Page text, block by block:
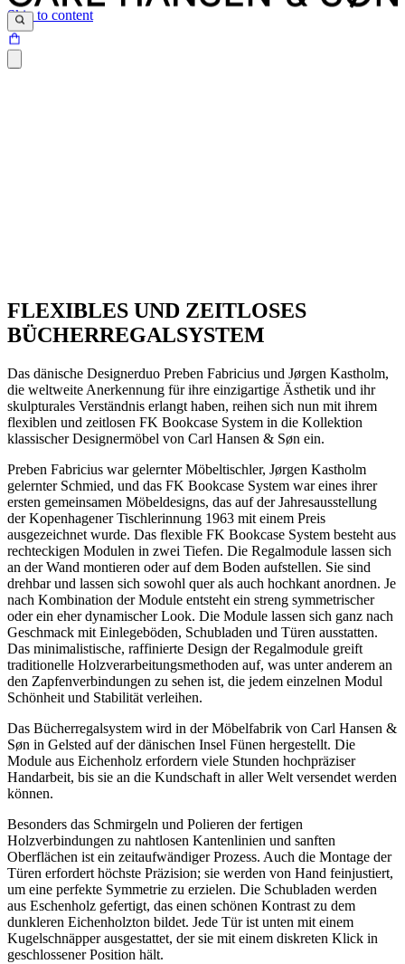
Skip to content
FLEXIBLES UND ZEITLOSES
BÜCHERREGALSYSTEM
Das dänische Designerduo Preben Fabricius und Jørgen Kastholm,
die weltweite Anerkennung für ihre einzigartige Ästhetik und ihr
skulpturales Verständnis erlangt haben, reihen sich nun mit ihrem
flexiblen und zeitlosen FK Bookcase System in die Kollektion
klassischer Designermöbel von Carl Hansen & Søn ein.
Preben Fabricius war gelernter Möbeltischler, Jørgen Kastholm
gelernter Schmied, und das FK Bookcase System war eines ihrer
ersten gemeinsamen Möbeldesigns, das auf der Jahresausstellung
der Kopenhagener Tischlerinnung 1963 mit einem Preis
ausgezeichnet wurde. Das flexible FK Bookcase System besteht aus
rechteckigen Modulen in zwei Tiefen. Die Regalmodule lassen sich
an der Wand montieren oder auf dem Boden aufstellen. Sie sind
drehbar und lassen sich sowohl quer als auch hochkant anordnen. Je
nach Kombination der Module entsteht ein streng symmetrischer
oder ein eher dynamischer Look. Die Module lassen sich ganz nach
Geschmack mit Einlegeböden, Schubladen und Türen ausstatten.
Das minimalistische, raffinierte Design der Regalmodule greift
traditionelle Holzverarbeitungsmethoden auf, was unter anderem an
den Zapfenverbindungen zu sehen ist, die jedem einzelnen Modul
Schönheit und Stabilität verleihen.
Das Bücherregalsystem wird in der Möbelfabrik von Carl Hansen &
Søn in Gelsted auf der dänischen Insel Fünen hergestellt. Die
Module aus Eichenholz erfordern viele Stunden hochpräziser
Handarbeit, bis sie an die Kundschaft in aller Welt versendet werden
können.
Besonders das Schmirgeln und Polieren der fertigen
Holzverbindungen zu nahtlosen Kantenlinien und sanften
Oberflächen ist ein zeitaufwändiger Prozess. Auch die Montage der
Türen erfordert höchste Präzision; sie werden von Hand feinjustiert,
um eine perfekte Symmetrie zu erzielen. Die Schubladen werden
aus Eschenholz gefertigt, das einen schönen Kontrast zu dem
dunkleren Eichenholzton bildet. Jede Tür ist unten mit einem
Kugelschnäpper ausgestattet, der sie mit einem diskreten Klick in
geschlossener Position hält.